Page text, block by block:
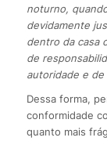
noturno,
devidamente
dentro da casa
de
autoridade e
Dessa forma,
conformidade
quanto mais